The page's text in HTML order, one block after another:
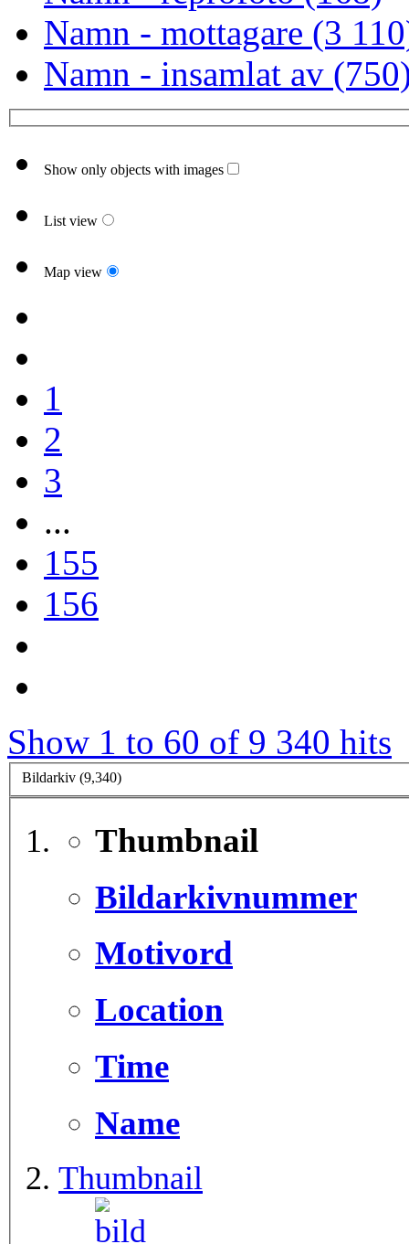
Namn - mottagare (3
Namn - insamlat av
Show only objects with images
List view
Map view
1
2
3
...
155
156
Show 1 to 60 of 9 340 hits
Bildarkiv (9,340)
Thumbnail
Bildarkivnummer
Motivord
Location
Time
Name
Thumbnail